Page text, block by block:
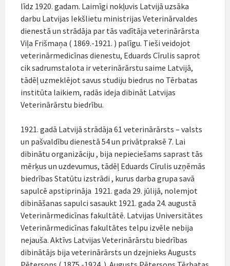
līdz 1920. gadam. Laimīgi nokļuvis Latvijā uzsāka
darbu Latvijas Iekšlietu ministrijas Veterinārvaldes
dienestā un strādāja par tās vadītāja veterinārārsta
Viļa Frišmaņa ( 1869.-1921. ) palīgu. Tieši veidojot
veterinārmedicīnas dienestu, Eduards Cīrulis saprot
cik sadrumstalota ir veterinārārstu saime Latvijā,
tādēļ uzmeklējot savus studiju biedrus no Tērbatas
institūta laikiem, radās ideja dibināt Latvijas
Veterinārārstu biedrību.
1921. gadā Latvijā strādāja 61 veterinārārsts – valsts
un pašvaldību dienestā 54 un privātpraksē 7. Lai
dibinātu organizāciju , bija nepieciešams saprast tās
mērķus un uzdevumus, tādēļ Eduards Cīrulis uzņēmās
biedrības Statūtu izstrādi , kurus darba grupa savā
sapulcē apstiprināja 1921. gada 29. jūlijā, nolemjot
dibināšanas sapulci sasaukt 1921. gada 24. augustā
Veterinārmedicīnas fakultātē. Latvijas Universitātes
Veterinārmedicīnas fakultātes telpu izvēle nebija
nejauša. Aktīvs Latvijas Veterinārārstu biedrības
dibinātājs bija veterinārārsts un dzejnieks Augusts